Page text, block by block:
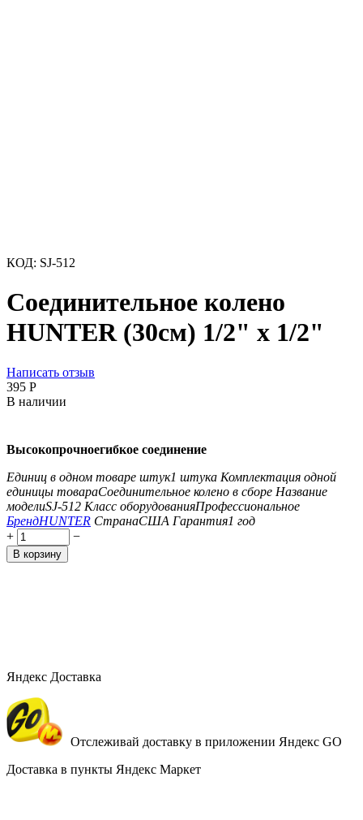
КОД: SJ-512
Соединительное колено
HUNTER (30см) 1/2" х 1/2"
Написать отзыв
‍395‍ Р
В наличии
Высокопрочноегибкое соединение
Единиц в одном товаре штук1 штука Комплектация одной
единицы товараСоединительное колено в сборе Название
моделиSJ-512 Класс оборудованияПрофессиональное
БрендHUNTER СтранаСША Гарантия1 год
+
−
В корзину
Яндекс Доставка
Отслеживай доставку в приложении Яндекс GO
Доставка в пункты Яндекс Маркет